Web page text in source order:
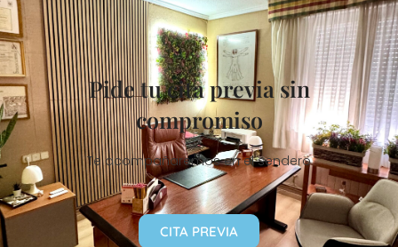
Pide tu cita previa sin
compromiso
Te acompañaremos en el sendero
CITA PREVIA